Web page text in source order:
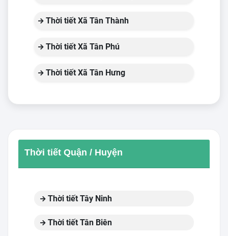
Thời tiết Xã Tân Thành
Thời tiết Xã Tân Phú
Thời tiết Xã Tân Hưng
Thời tiết Quận / Huyện
Thời tiết Tây Ninh
Thời tiết Tân Biên